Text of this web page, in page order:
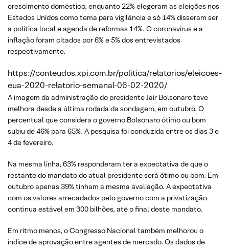
crescimento doméstico, enquanto 22% elegeram as eleições nos
Estados Unidos como tema para vigilância e só 14% disseram ser
a política local e agenda de reformas 14%. O coronavírus e a
inflação foram citados por 6% e 5% dos entrevistados
respectivamente.
https://conteudos.xpi.com.br/politica/relatorios/eleicoes-
eua-2020-relatorio-semanal-06-02-2020/
A imagem da administração do presidente Jair Bolsonaro teve
melhora desde a última rodada da sondagem, em outubro. O
percentual que considera o governo Bolsonaro ótimo ou bom
subiu de 46% para 65%. A pesquisa foi conduzida entre os dias 3 e
4 de fevereiro.
Na mesma linha, 63% responderam ter a expectativa de que o
restante do mandato do atual presidente será ótimo ou bom. Em
outubro apenas 39% tinham a mesma avaliação. A expectativa
com os valores arrecadados pelo governo com a privatização
continua estável em 300 bilhões, até o final deste mandato.
Em ritmo menos, o Congresso Nacional também melhorou o
índice de aprovação entre agentes de mercado. Os dados de